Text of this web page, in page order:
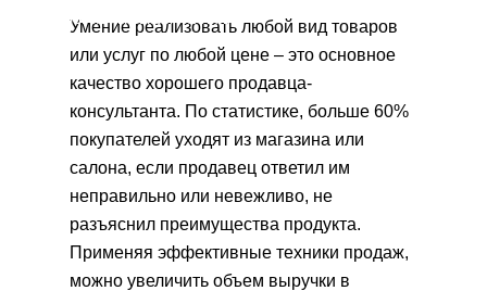
и 3, которые перестали работать
Умение реализовать любой вид товаров
или услуг по любой цене – это основное
качество хорошего продавца-
консультанта. По статистике, больше 60%
покупателей уходят из магазина или
салона, если продавец ответил им
неправильно или невежливо, не
разъяснил преимущества продукта.
Применяя эффективные техники продаж,
можно увеличить объем выручки в